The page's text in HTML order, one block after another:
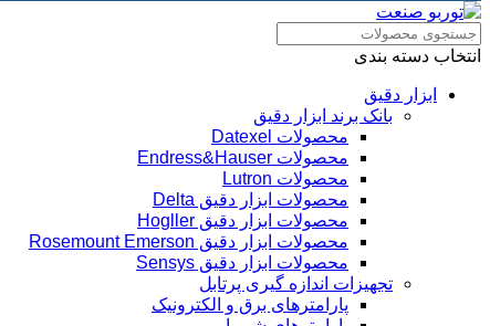
انتخاب دسته بندی
ابزار دقیق
بانک برند ابزار دقیق
محصولات Datexel
محصولات Endress&Hauser
محصولات Lutron
محصولات ابزار دقیق Delta
محصولات ابزار دقیق Hogller
محصولات ابزار دقیق Rosemount Emerson
محصولات ابزار دقیق Sensys
تجهیزات اندازه گیری پرتابل
پارامترهای برق و الکترونیک